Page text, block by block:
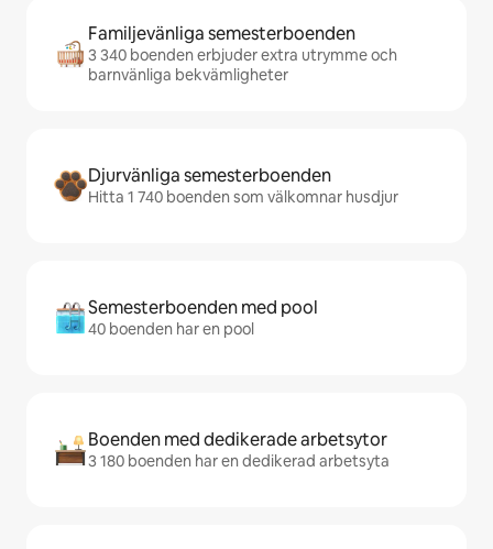
Familjevänliga semesterboenden
3 340 boenden erbjuder extra utrymme och
barnvänliga bekvämligheter
Djurvänliga semesterboenden
Hitta 1 740 boenden som välkomnar husdjur
Semesterboenden med pool
40 boenden har en pool
Boenden med dedikerade arbetsytor
3 180 boenden har en dedikerad arbetsyta